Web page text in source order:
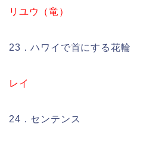
リユウ（竜）
23．ハワイで首にする花輪
レイ
24．センテンス